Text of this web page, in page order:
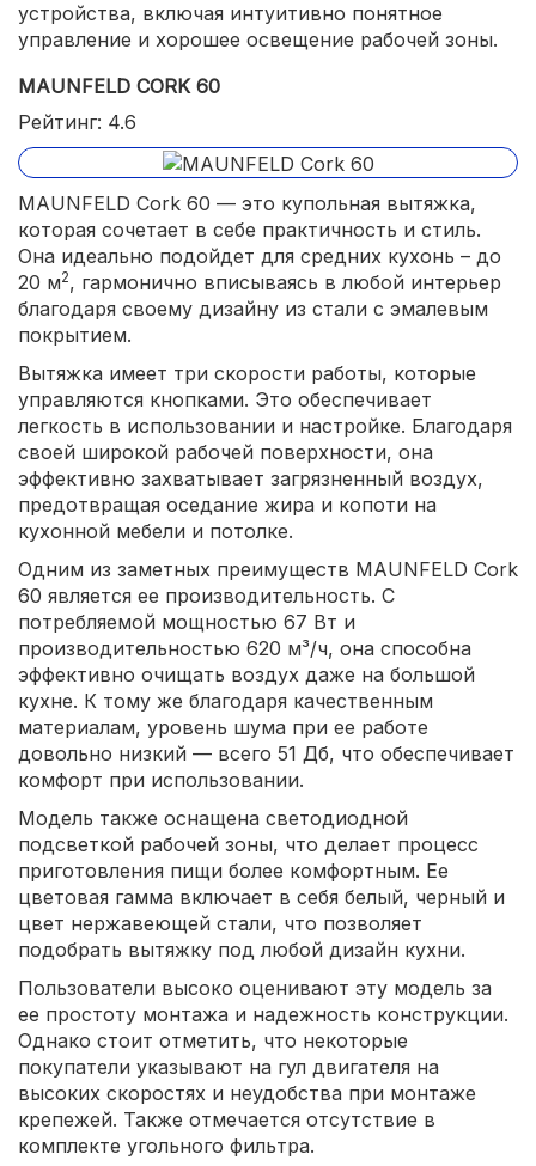
устройства, включая интуитивно понятное
управление и хорошее освещение рабочей зоны.
MAUNFELD CORK 60
Рейтинг: 4.6
MAUNFELD Cork 60 — это купольная вытяжка,
которая сочетает в себе практичность и стиль.
Она идеально подойдет для средних кухонь – до
20 м2, гармонично вписываясь в любой интерьер
благодаря своему дизайну из стали с эмалевым
покрытием.
Вытяжка имеет три скорости работы, которые
управляются кнопками. Это обеспечивает
легкость в использовании и настройке. Благодаря
своей широкой рабочей поверхности, она
эффективно захватывает загрязненный воздух,
предотвращая оседание жира и копоти на
кухонной мебели и потолке.
Одним из заметных преимуществ MAUNFELD Cork
60 является ее производительность. С
потребляемой мощностью 67 Вт и
производительностью 620 м³/ч, она способна
эффективно очищать воздух даже на большой
кухне. К тому же благодаря качественным
материалам, уровень шума при ее работе
довольно низкий — всего 51 Дб, что обеспечивает
комфорт при использовании.
Модель также оснащена светодиодной
подсветкой рабочей зоны, что делает процесс
приготовления пищи более комфортным. Ее
цветовая гамма включает в себя белый, черный и
цвет нержавеющей стали, что позволяет
подобрать вытяжку под любой дизайн кухни.
Пользователи высоко оценивают эту модель за
ее простоту монтажа и надежность конструкции.
Однако стоит отметить, что некоторые
покупатели указывают на гул двигателя на
высоких скоростях и неудобства при монтаже
крепежей. Также отмечается отсутствие в
комплекте угольного фильтра.